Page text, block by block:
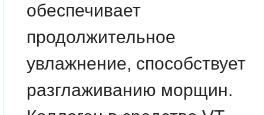
обеспечивает
продолжительное
увлажнение, способствует
разглаживанию морщин.